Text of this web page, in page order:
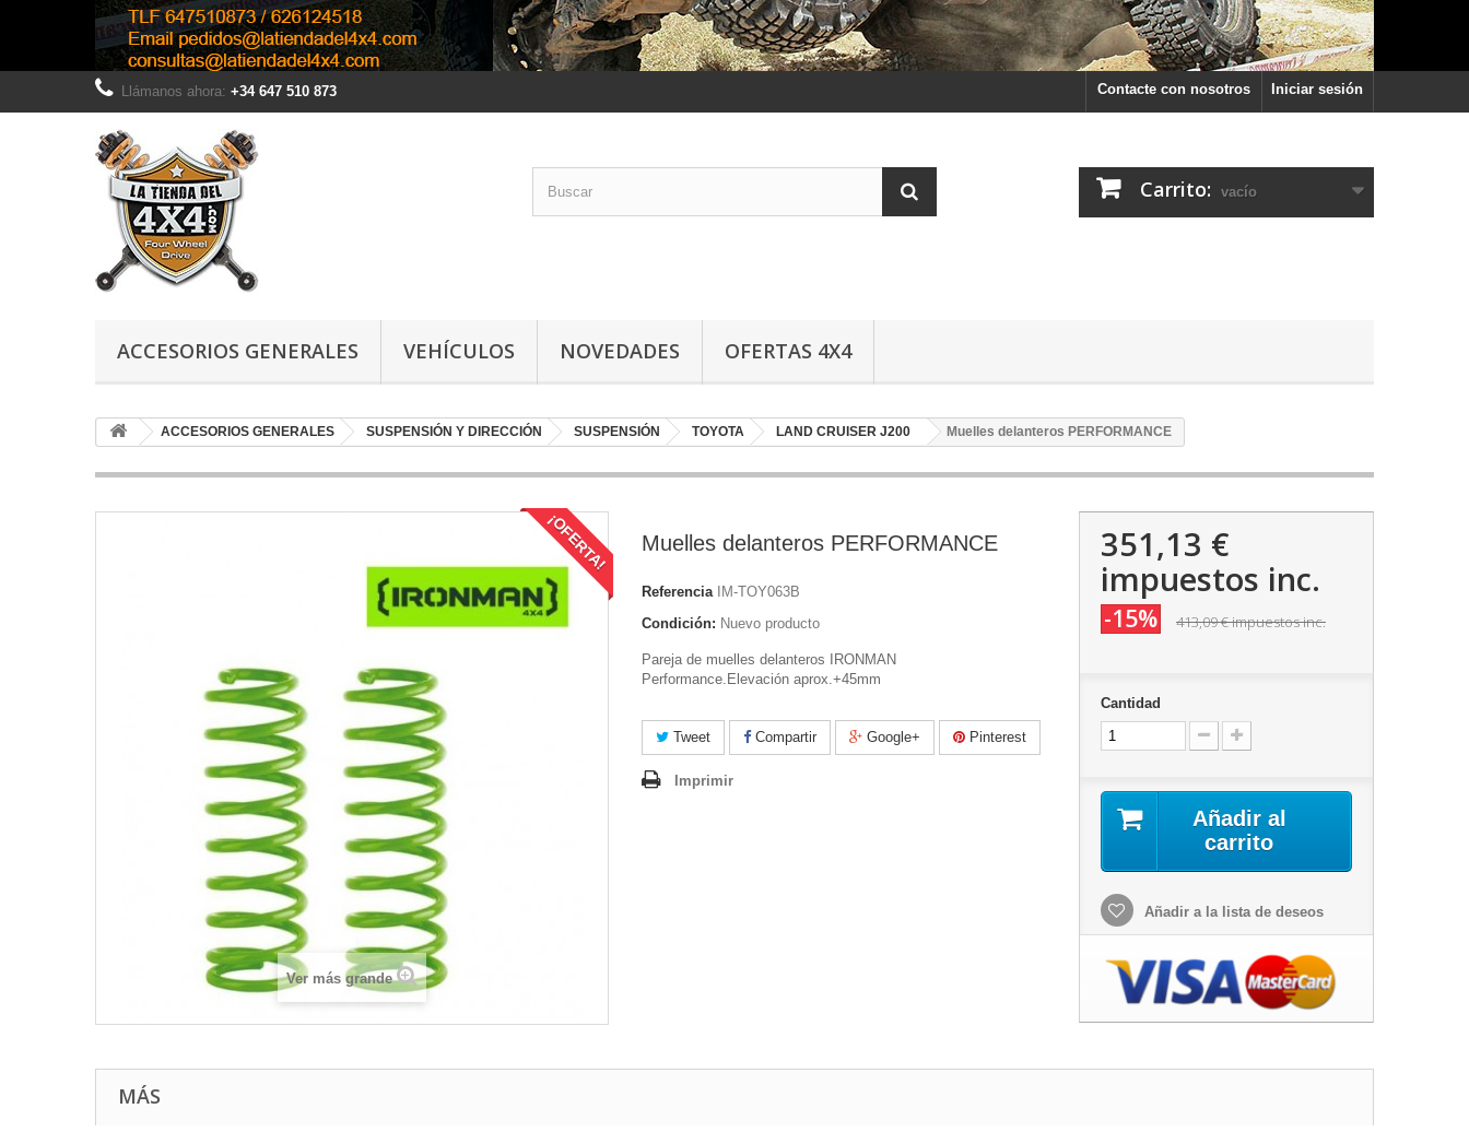
Iniciar sesión
Contacte con nosotros
Llámanos ahora: +34 647 510 873
Carrito: vacío
ACCESORIOS GENERALES VEHÍCULOS NOVEDADES OFERTAS 4X4
ACCESORIOS GENERALES SUSPENSIÓN Y DIRECCIÓN SUSPENSIÓN TOYOTA LAND CRUISER J200 Muelles delanteros PERFORMANCE
¡OFERTA!
Ver más grande
Muelles delanteros PERFORMANCE
Referencia
IM-TOY063B
Condición: Nuevo producto
Pareja de muelles delanteros IRONMAN
Performance.Elevación aprox.+45mm
Tweet Compartir Google+ Pinterest
Imprimir
351,13 €
impuestos inc.
-15% 413,09 €impuestos inc.
Cantidad
Añadir al
carrito
Añadir a la lista de deseos
MÁS